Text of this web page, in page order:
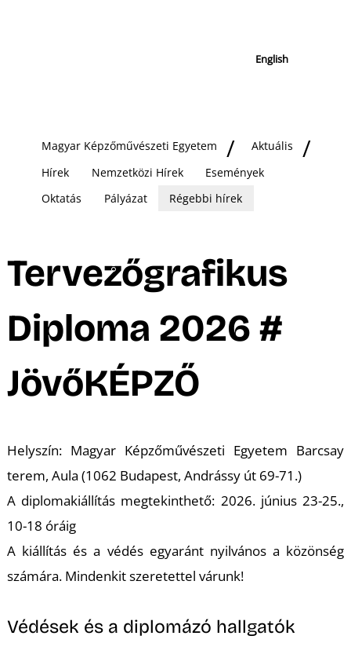
English
Magyar Képzőművészeti Egyetem
Aktuális
Hírek
Nemzetközi Hírek
Események
Oktatás
Pályázat Régebbi hírek
Tervezőgrafikus
Diploma 2026 #
JövőKÉPZŐ
Helyszín: Magyar Képzőművészeti Egyetem Barcsay
terem, Aula (1062 Budapest, Andrássy út 69-71.)
A diplomakiállítás megtekinthető: 2026. június 23-25.,
10-18 óráig
A kiállítás és a védés egyaránt nyilvános a közönség
számára. Mindenkit szeretettel várunk!
Védések és a diplomázó hallgatók